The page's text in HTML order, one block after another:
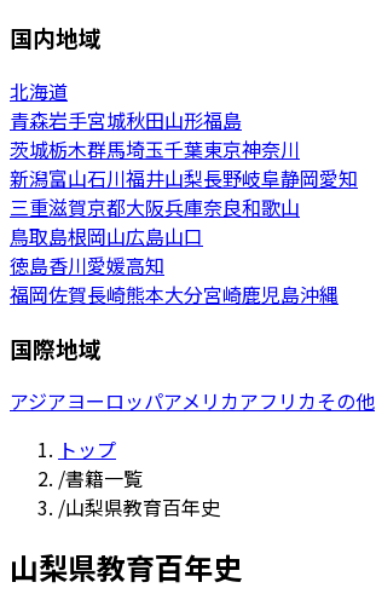
国内地域
北海道
青森岩手宮城秋田山形福島
茨城栃木群馬埼玉千葉東京神奈川
新潟富山石川福井山梨長野岐阜静岡愛知
三重滋賀京都大阪兵庫奈良和歌山
鳥取島根岡山広島山口
徳島香川愛媛高知
福岡佐賀長崎熊本大分宮崎鹿児島沖縄
国際地域
アジアヨーロッパアメリカアフリカその他
トップ
/書籍一覧
/山梨県教育百年史
山梨県教育百年史